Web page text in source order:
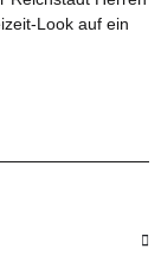
Look auf ein